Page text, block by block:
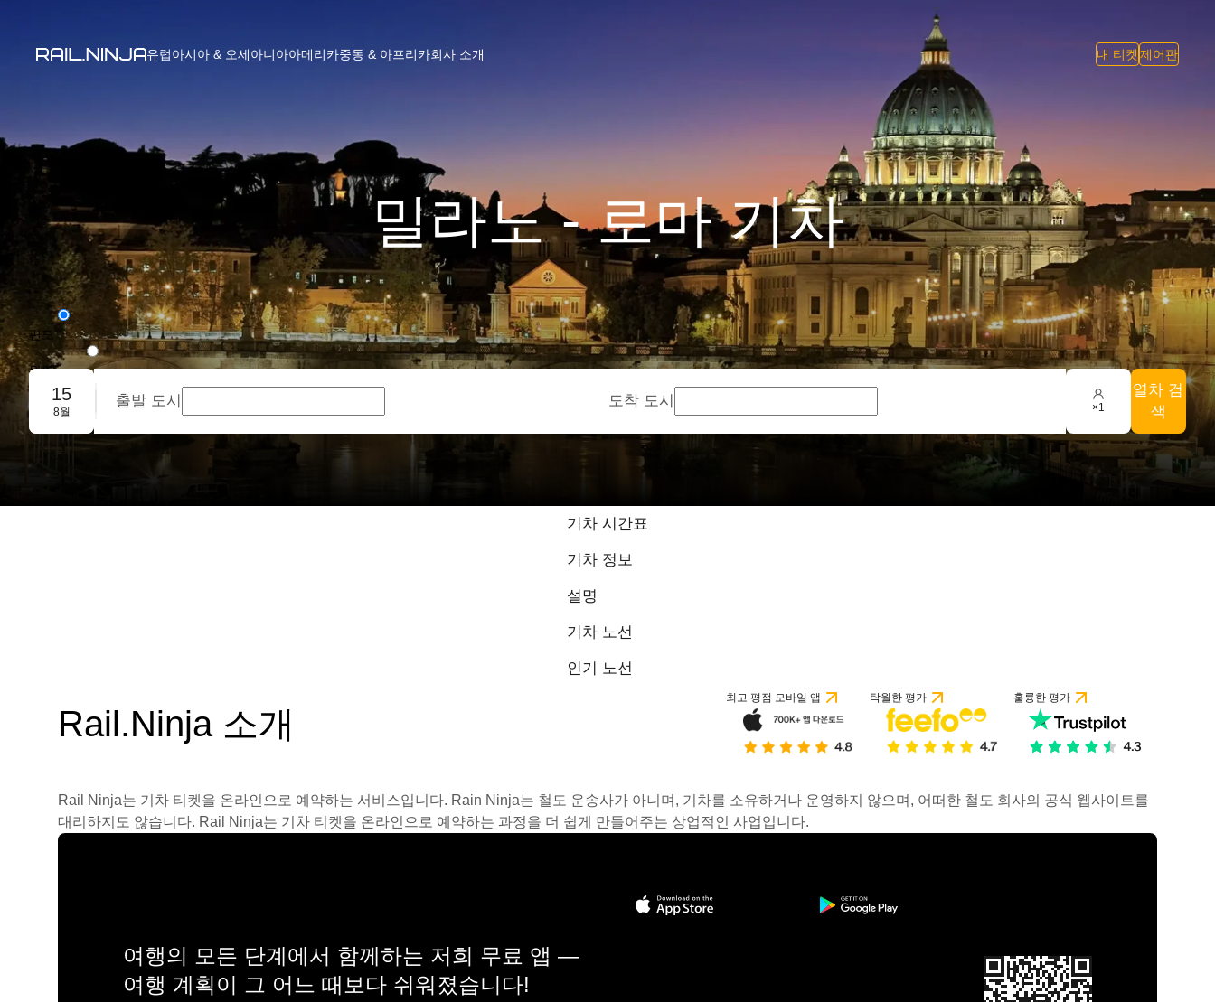
유럽아시아 & 오세아니아아메리카중동 & 아프리카회사 소개 내 티켓 제어판
밀라노 - 로마 기차
편도
왕복
단체 예약
15
8월
출발 도시 도착 도시 ×1
열차 검
색
기차 시간표
기차 정보
설명
기차 노선
인기 노선
Rail.Ninja 소개
최고 평점 모바일 앱 탁월한 평가 훌륭한 평가
Rail Ninja는 기차 티켓을 온라인으로 예약하는 서비스입니다. Rain Ninja는 철도 운송사가 아니며, 기차를 소유하거나 운영하지 않으며, 어떠한 철도 회사의 공식 웹사이트를
대리하지도 않습니다. Rail Ninja는 기차 티켓을 온라인으로 예약하는 과정을 더 쉽게 만들어주는 상업적인 사업입니다.
여행의 모든 단계에서 함께하는 저희 무료 앱 —
여행 계획이 그 어느 때보다 쉬워졌습니다!
9.3 / 10점, 75개 리뷰 기준